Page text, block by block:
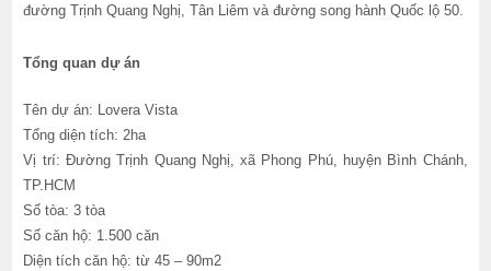
đường Trịnh Quang Nghị, Tân Liêm và đường song hành Quốc lộ 50.
Tổng quan dự án
Tên dự án: Lovera Vista
Tổng diện tích: 2ha
Vị trí: Đường Trịnh Quang Nghị, xã Phong Phú, huyện Bình Chánh,
TP.HCM
Số tòa: 3 tòa
Số căn hộ: 1.500 căn
Diện tích căn hộ: từ 45 – 90m2